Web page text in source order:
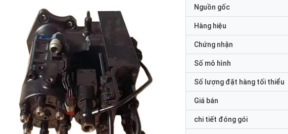
Nguồn gốc
Hàng hiệu
Chứng nhận
Số mô hình
Số lượng đặt hàng tối thiểu
Giá bán
chi tiết đóng gói